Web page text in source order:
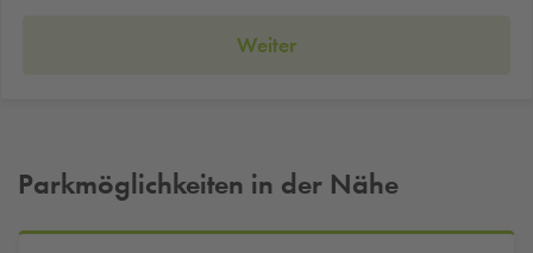
Weiter
Parkmöglichkeiten in der Nähe